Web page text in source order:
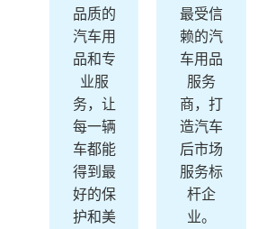
品质的
汽车用
品和专
业服
务，让
每一辆
车都能
得到最
好的保
护和美
最受信
赖的汽
车用品
服务
商，打
造汽车
后市场
服务标
杆企
业。